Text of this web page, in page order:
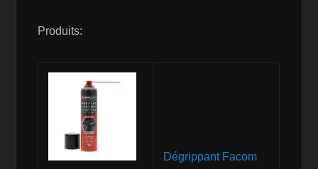
Produits:
Dégrippant Facom